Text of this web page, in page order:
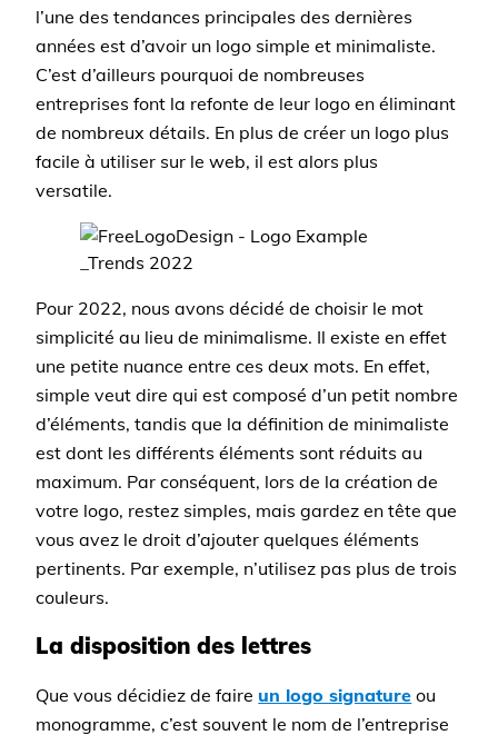
l’une des tendances principales des dernières
années est d’avoir un logo simple et minimaliste.
C’est d’ailleurs pourquoi de nombreuses
entreprises font la refonte de leur logo en éliminant
de nombreux détails. En plus de créer un logo plus
facile à utiliser sur le web, il est alors plus
versatile.
Pour 2022, nous avons décidé de choisir le mot
simplicité au lieu de minimalisme. Il existe en effet
une petite nuance entre ces deux mots. En effet,
simple veut dire qui est composé d’un petit nombre
d’éléments, tandis que la définition de minimaliste
est dont les différents éléments sont réduits au
maximum. Par conséquent, lors de la création de
votre logo, restez simples, mais gardez en tête que
vous avez le droit d’ajouter quelques éléments
pertinents. Par exemple, n’utilisez pas plus de trois
couleurs.
La disposition des lettres
Que vous décidiez de faire un logo signature ou
monogramme, c’est souvent le nom de l’entreprise